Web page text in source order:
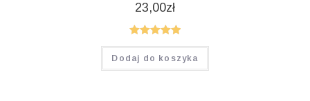
23,00zł
Oceniono
5.00na 5
Dodaj do koszyka